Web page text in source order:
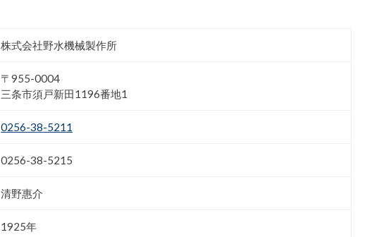
株式会社野水機械製作所
〒955-0004
三条市須戸新田1196番地1
0256-38-5211
0256-38-5215
清野惠介
1925年